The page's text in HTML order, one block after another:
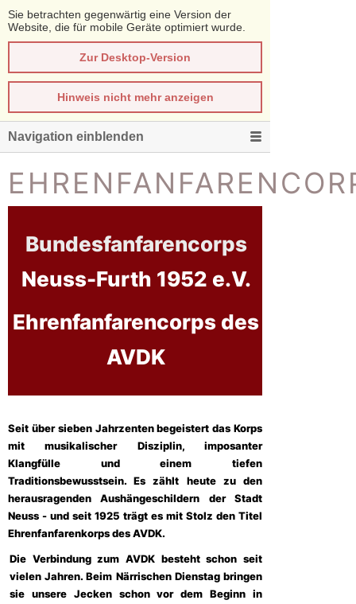
Sie betrachten gegenwärtig eine Version der
Website, die für mobile Geräte optimiert wurde.
Zur Desktop-Version
Hinweis nicht mehr anzeigen
Navigation einblenden
Bundesfanfarencorps
Neuss-Furth 1952 e.V.
Ehrenfanfarencorps des
AVDK
Seit über sieben Jahrzenten begeistert das Korps
mit musikalischer Disziplin, imposanter
Klangfülle und einem tiefen
Traditionsbewusstsein. Es zählt heute zu den
herausragenden Aushängeschildern der Stadt
Neuss - und seit 1925 trägt es mit Stolz den Titel
Ehrenfanfarenkorps des AVDK.
Die Verbindung zum AVDK besteht schon seit
vielen Jahren. Beim Närrischen Dienstag bringen
sie unsere Jecken schon vor dem Beginn in